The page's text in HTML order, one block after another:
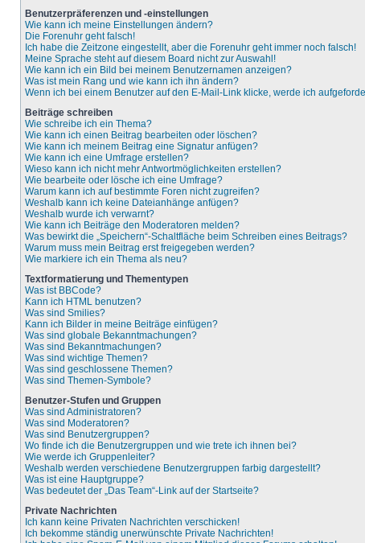
Benutzerpräferenzen und -einstellungen
Wie kann ich meine Einstellungen ändern?
Die Forenuhr geht falsch!
Ich habe die Zeitzone eingestellt, aber die Forenuhr geht immer noch falsch!
Meine Sprache steht auf diesem Board nicht zur Auswahl!
Wie kann ich ein Bild bei meinem Benutzernamen anzeigen?
Was ist mein Rang und wie kann ich ihn ändern?
Wenn ich bei einem Benutzer auf den E-Mail-Link klicke, werde ich
Beiträge schreiben
Wie schreibe ich ein Thema?
Wie kann ich einen Beitrag bearbeiten oder löschen?
Wie kann ich meinem Beitrag eine Signatur anfügen?
Wie kann ich eine Umfrage erstellen?
Wieso kann ich nicht mehr Antwortmöglichkeiten erstellen?
Wie bearbeite oder lösche ich eine Umfrage?
Warum kann ich auf bestimmte Foren nicht zugreifen?
Weshalb kann ich keine Dateianhänge anfügen?
Weshalb wurde ich verwarnt?
Wie kann ich Beiträge den Moderatoren melden?
Was bewirkt die „Speichern“-Schaltfläche beim Schreiben eines Beitrags?
Warum muss mein Beitrag erst freigegeben werden?
Wie markiere ich ein Thema als neu?
Textformatierung und Thementypen
Was ist BBCode?
Kann ich HTML benutzen?
Was sind Smilies?
Kann ich Bilder in meine Beiträge einfügen?
Was sind globale Bekanntmachungen?
Was sind Bekanntmachungen?
Was sind wichtige Themen?
Was sind geschlossene Themen?
Was sind Themen-Symbole?
Benutzer-Stufen und Gruppen
Was sind Administratoren?
Was sind Moderatoren?
Was sind Benutzergruppen?
Wo finde ich die Benutzergruppen und wie trete ich ihnen bei?
Wie werde ich Gruppenleiter?
Weshalb werden verschiedene Benutzergruppen farbig dargestellt?
Was ist eine Hauptgruppe?
Was bedeutet der „Das Team“-Link auf der Startseite?
Private Nachrichten
Ich kann keine Privaten Nachrichten verschicken!
Ich bekomme ständig unerwünschte Private Nachrichten!